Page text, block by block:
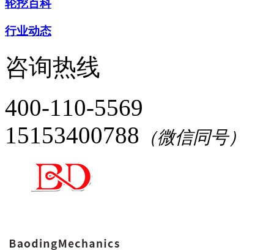
轮挖百科
行业动态
咨询热线
400-110-5569
15153400788 （微信同号）